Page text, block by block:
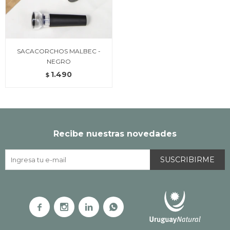
SACACORCHOS MALBEC -
NEGRO
$ 1.490
Recibe nuestras novedades
SUSCRIBIRME
   